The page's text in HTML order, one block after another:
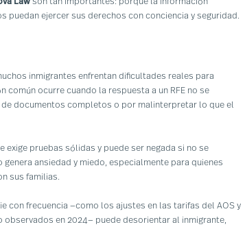
Law son tan importantes: porque la información
puedan ejercer sus derechos con conciencia y seguridad.
inmigrantes enfrentan dificultades reales para
ocurre cuando la respuesta a un RFE no se
documentos completos o por malinterpretar lo que el
exige pruebas sólidas y puede ser negada si no se
ansiedad y miedo, especialmente para quienes
sus familias.
con frecuencia —como los ajustes en las tarifas del AOS y
en 2024— puede desorientar al inmigrante,